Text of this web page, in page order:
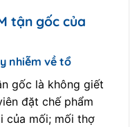
tận gốc của
nhiễm về tổ
gốc là không giết
đặt chế phẩm
của mối; mối thợ